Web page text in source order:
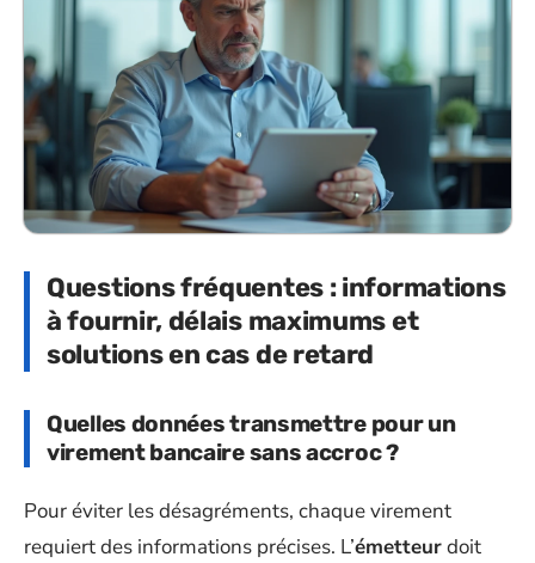
Questions fréquentes : informations
à fournir, délais maximums et
solutions en cas de retard
Quelles données transmettre pour un
virement bancaire sans accroc ?
Pour éviter les désagréments, chaque virement
requiert des informations précises. L’émetteurdoit